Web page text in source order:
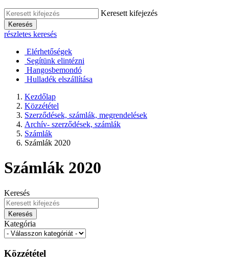
Keresett kifejezés
Keresés
részletes keresés
Elérhetőségek
Segítünk elintézni
Hangosbemondó
Hulladék elszállítása
Kezdőlap
Közzététel
Szerződések, számlák, megrendelések
Archív- szerződések, számlák
Számlák
Számlák 2020
Számlák 2020
Keresés
Keresés
Kategória
Közzététel